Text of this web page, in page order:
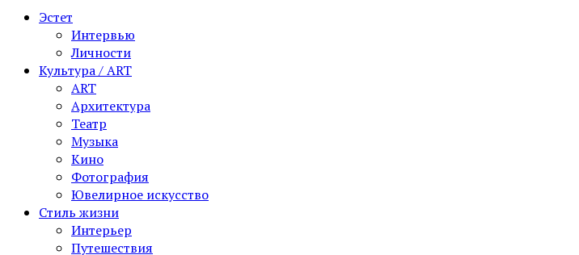
Эстет
Интервью
Личности
Культура / ART
ART
Архитектура
Театр
Музыка
Кино
Фотография
Ювелирное искусство
Стиль жизни
Интерьер
Путешествия